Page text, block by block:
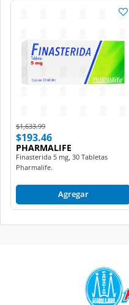
Price reduced from
$1,633.99to
$193.46
PHARMALIFE
Finasterida 5 mg, 30 Tabletas
Pharmalife.
Agregar